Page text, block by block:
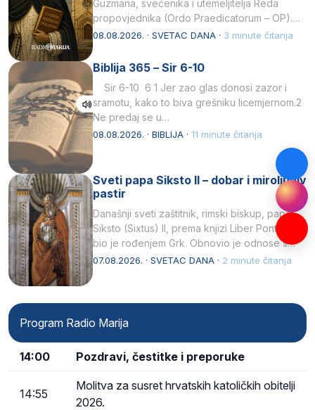
Guzmana, svećenika i utemeljitelja Reda
propovjednika (Ordo Praedicatorum – OP).
Svojim životom, dubokom ljubavlju prema
08.08.2026. · SVETAC DANA · 3 minute čitanja
Biblija 365 – Sir 6-10
Sir 6-10 6 1 Jer zao glas donosi zazor i
sramotu, kako to biva grešniku licemjernom.2
Ne predaj se u…
08.08.2026. · BIBLIJA · 11 minute čitanja
Sveti papa Siksto II – dobar i miroljubiv
pastir
Današnji sveti zaštitnik, rimski biskup, papa
Siksto (Sixtus) II, prema knjizi Liber Pontificalis
bio je rođenjem Grk. Obnovio je odnose s
afričkim…
07.08.2026. · SVETAC DANA · 2 minute čitanja
Program Radio Marija
14:00 Pozdravi, čestitke i preporuke
14:55
Molitva za susret hrvatskih katoličkih obitelji
2026.